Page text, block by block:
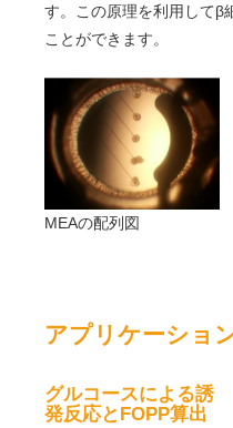
す。この原理を利用してβ
ことができます。
MEAの配列図
アプリケーショ
グルコースによる誘
発反応とFOPP算出